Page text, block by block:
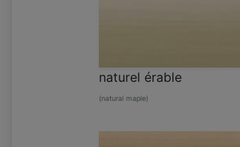
naturel érable
(natural maple)